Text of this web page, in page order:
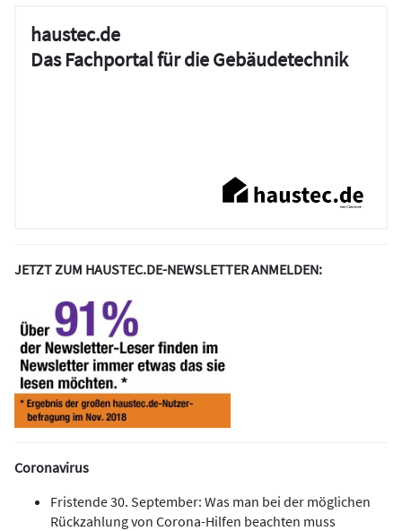
haustec.de
Das Fachportal für die Gebäudetechnik
JETZT ZUM HAUSTEC.DE-NEWSLETTER ANMELDEN:
Coronavirus
Fristende 30. September: Was man bei der möglichen
Rückzahlung von Corona-Hilfen beachten muss